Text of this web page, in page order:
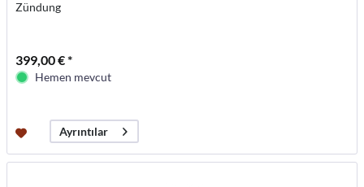
Zündung
399,00 € *
Hemen mevcut
Ayrıntılar